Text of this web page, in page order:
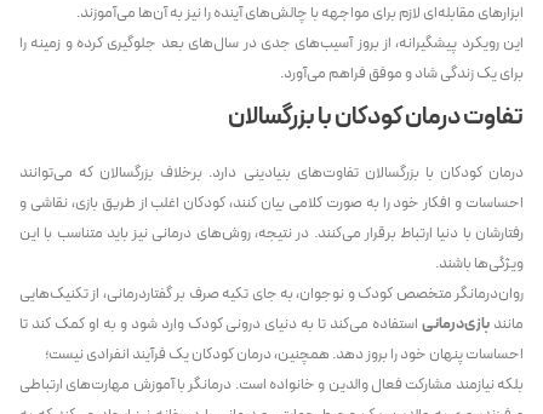
ابزارهای مقابله‌ای لازم برای مواجهه با چالش‌های آینده را نیز به آن‌ها می‌آموزند.
این رویکرد پیشگیرانه، از بروز آسیب‌های جدی در سال‌های بعد جلوگیری کرده و زمینه را
برای یک زندگی شاد و موفق فراهم می‌آورد.
تفاوت درمان کودکان با بزرگسالان
درمان کودکان با بزرگسالان تفاوت‌های بنیادینی دارد. برخلاف بزرگسالان که می‌توانند
احساسات و افکار خود را به صورت کلامی بیان کنند، کودکان اغلب از طریق بازی، نقاشی و
رفتارشان با دنیا ارتباط برقرار می‌کنند. در نتیجه، روش‌های درمانی نیز باید متناسب با این
ویژگی‌ها باشند.
روان‌درمانگر متخصص کودک و نوجوان، به جای تکیه صرف بر گفتاردرمانی، از تکنیک‌هایی
مانند بازی‌درمانیاستفاده می‌کند تا به دنیای درونی کودک وارد شود و به او کمک کند تا
احساسات پنهان خود را بروز دهد. همچنین، درمان کودکان یک فرآیند انفرادی نیست؛
بلکه نیازمند مشارکت فعال والدین و خانواده است. درمانگر با آموزش مهارت‌های ارتباطی